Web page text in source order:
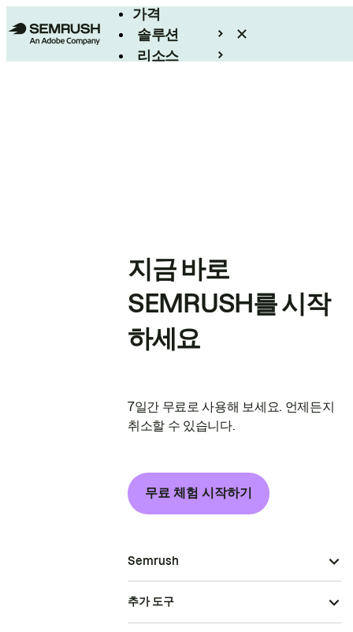
가격
솔루션
리소스
지금 바로
SEMRUSH를 시작
하세요
7일간 무료로 사용해 보세요. 언제든지
취소할 수 있습니다.
무료 체험 시작하기
Semrush
추가 도구